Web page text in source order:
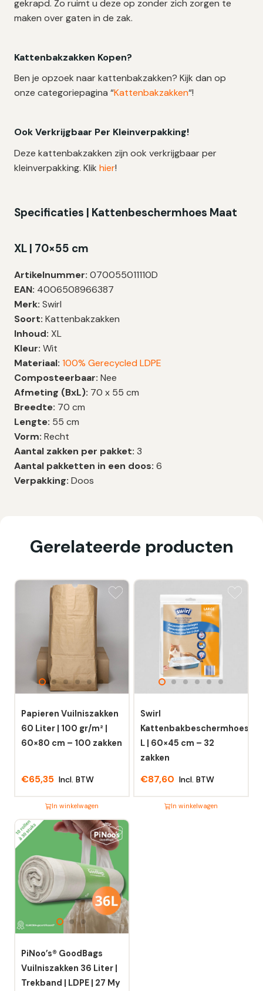
gekrapd. Zo ruimt u deze op zonder zich zorgen te
maken over gaten in de zak.
Kattenbakzakken Kopen?
Ben je opzoek naar kattenbakzakken? Kijk dan op
onze categoriepagina “Kattenbakzakken“!
Ook Verkrijgbaar Per Kleinverpakking!
Deze kattenbakzakken zijn ook verkrijgbaar per
kleinverpakking. Klik hier!
Specificaties | Kattenbeschermhoes Maat
XL | 70×55 cm
Artikelnummer: 070055011110D
EAN: 4006508966387
Merk: Swirl
Soort: Kattenbakzakken
Inhoud: XL
Kleur: Wit
Materiaal: 100% Gerecycled LDPE
Composteerbaar: Nee
Afmeting (BxL): 70 x 55 cm
Breedte: 70 cm
Lengte: 55 cm
Vorm: Recht
Aantal zakken per pakket: 3
Aantal pakketten in een doos: 6
Verpakking: Doos
Gerelateerde producten
Papieren Vuilniszakken
60 Liter | 100 gr/m² |
60×80 cm – 100 zakken
€65,35 Incl. BTW
In winkelwagen
Dit
product
heeft
meerdere
variaties.
Deze
kan
worden
op
de
Swirl
Kattenbakbeschermhoes
L | 60×45 cm – 32
zakken
€87,60 Incl. BTW
In winkelwagen
PiNoo’s® GoodBags
Vuilniszakken 36 Liter |
Trekband | LDPE | 27 My